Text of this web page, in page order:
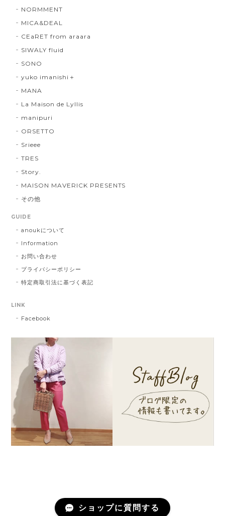
NORMMENT
MICA&DEAL
CEaRET from araara
SIWALY fluid
SONO
yuko imanishi＋
MANA
La Maison de Lyllis
manipuri
ORSETTO
Srieee
TRES
Story.
MAISON MAVERICK PRESENTS
その他
GUIDE
anoukについて
Information
お問い合わせ
プライバシーポリシー
特定商取引法に基づく表記
LINK
Facebook
ショップに質問する